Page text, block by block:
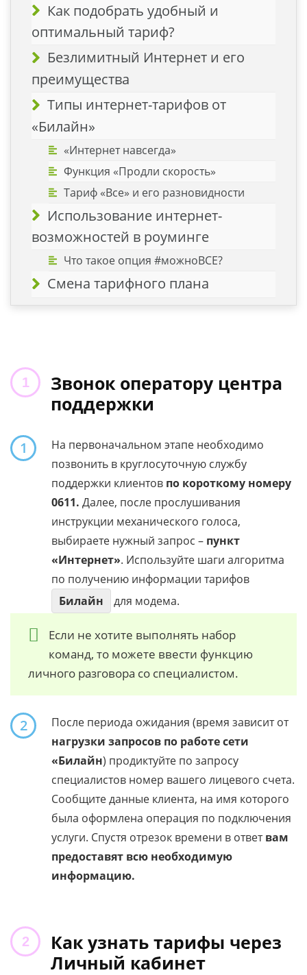
Как подобрать удобный и
оптимальный тариф?
Безлимитный Интернет и его
преимущества
Типы интернет-тарифов от
«Билайн»
«Интернет навсегда»
Функция «Продли скорость»
Тариф «Все» и его разновидности
Использование интернет-
возможностей в роуминге
Что такое опция #можноВСЕ?
Смена тарифного плана
Звонок оператору центра
поддержки
1
На первоначальном этапе необходимо
позвонить в круглосуточную службу
поддержки клиентов по короткому номеру
0611. Далее, после прослушивания
инструкции механического голоса,
выбираете нужный запрос – пункт
«Интернет». Используйте шаги алгоритма
по получению информации тарифов
Билайн
для модема.
Если не хотите выполнять набор
команд, то можете ввести функцию
личного разговора со специалистом.
2
После периода ожидания (время зависит от
нагрузки запросов по работе сети
«Билайн) продиктуйте по запросу
специалистов номер вашего лицевого счета.
Сообщите данные клиента, на имя которого
была оформлена операция по подключения
услуги. Спустя отрезок времени в ответвам
предоставят всю необходимую
информацию.
Как узнать тарифы через
Личный кабинет